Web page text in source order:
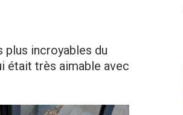
plus incroyables du
était très aimable avec